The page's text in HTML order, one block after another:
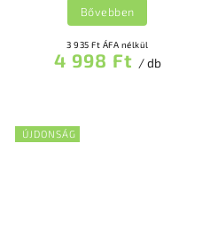
3 935 Ft ÁFA nélkül
4 998 Ft / db
Bővebben
ÚJDONSÁG